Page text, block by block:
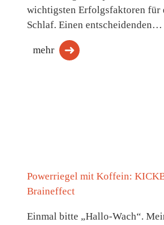
wichtigsten Erfolgsfaktoren für
Schlaf. Einen entscheidenden…
mehr
Powerriegel mit Koffein:
Braineffect
Einmal bitte „Hallo-Wach“.